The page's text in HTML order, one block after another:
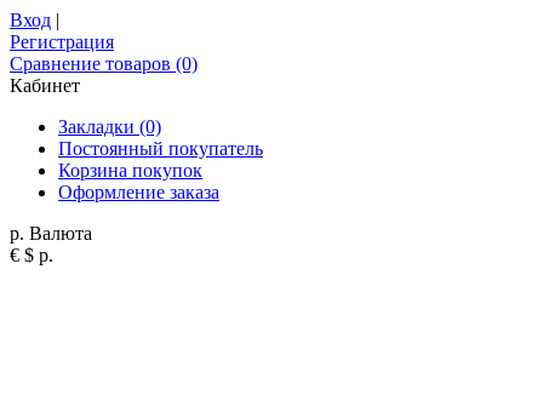
Вход |
Регистрация
Сравнение товаров (0)
Кабинет
Закладки (0)
Постоянный покупатель
Корзина покупок
Оформление заказа
р. Валюта
€ $ р.